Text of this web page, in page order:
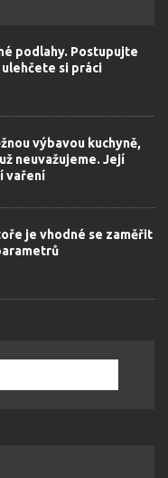
podlahy. Postupujte
si práci
výbavou kuchyně,
neuvažujeme. Její
vaření
je vhodné se zaměřit